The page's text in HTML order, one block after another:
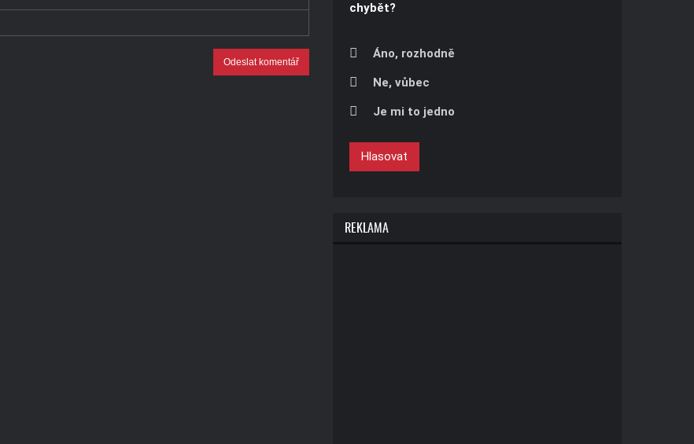
Odeslat komentář
chybět?
Áno, rozhodně
Ne, vůbec
Je mi to jedno
Hlasovat
REKLAMA